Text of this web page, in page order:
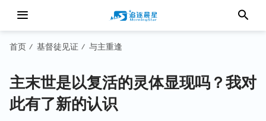
首页 / 基督徒见证 / 与主重逢
主末世是以复活的灵体显现吗？我对
此有了新的认识